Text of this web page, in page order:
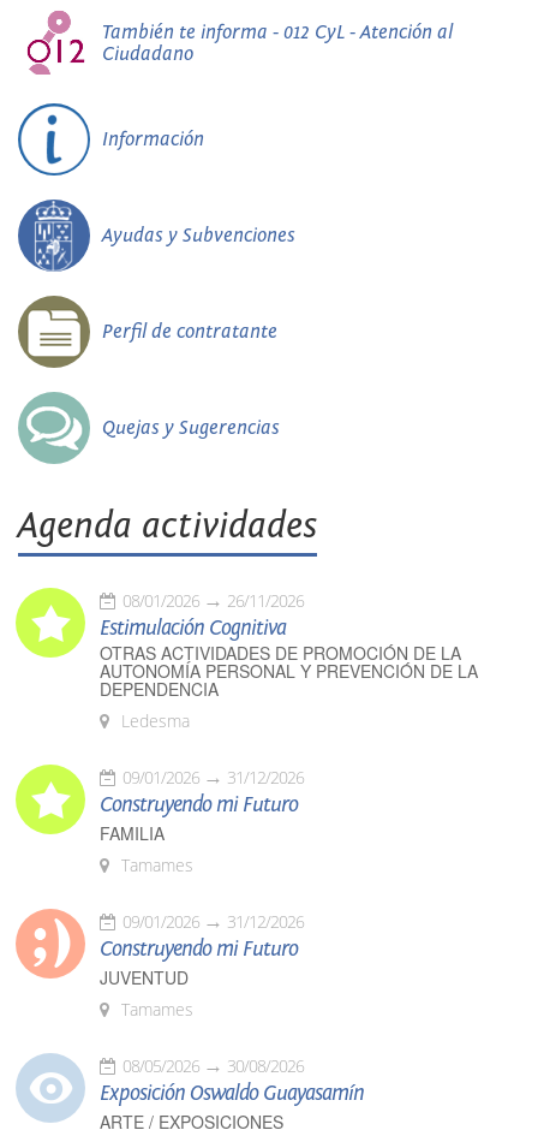
También te informa - 012 CyL - Atención al
Ciudadano
Información
Ayudas y Subvenciones
Perfil de contratante
Quejas y Sugerencias
Agenda actividades
08/01/2026 26/11/2026
Estimulación Cognitiva
OTRAS ACTIVIDADES DE PROMOCIÓN DE LA
AUTONOMÍA PERSONAL Y PREVENCIÓN DE LA
DEPENDENCIA
Ledesma
09/01/2026 31/12/2026
Construyendo mi Futuro
FAMILIA
Tamames
09/01/2026 31/12/2026
Construyendo mi Futuro
JUVENTUD
Tamames
08/05/2026 30/08/2026
Exposición Oswaldo Guayasamín
ARTE / EXPOSICIONES